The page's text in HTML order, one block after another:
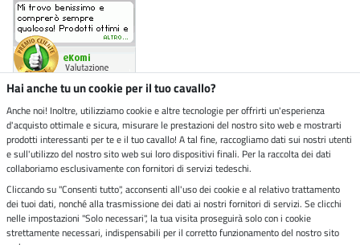
Negozio ecosostenibile
Spedizioni tramite
Paga in sicurezza con
Hai anche tu un cookie per il tuo cavallo?
Anche noi! Inoltre, utilizziamo cookie e altre tecnologie per offrirti un'esperienza
d'acquisto ottimale e sicura, misurare le prestazioni del nostro sito web e mostrarti
prodotti interessanti per te e il tuo cavallo! A tal fine, raccogliamo dati sui nostri utenti
e sull'utilizzo del nostro sito web sui loro dispositivi finali. Per la raccolta dei dati
collaboriamo esclusivamente con fornitori di servizi tedeschi.
Cliccando su "Consenti tutto", acconsenti all'uso dei cookie e al relativo trattamento
dei tuoi dati, nonché alla trasmissione dei dati ai nostri fornitori di servizi. Se clicchi
nelle impostazioni "Solo necessari", la tua visita proseguirà solo con i cookie
strettamente necessari, indispensabili per il corretto funzionamento del nostro sito